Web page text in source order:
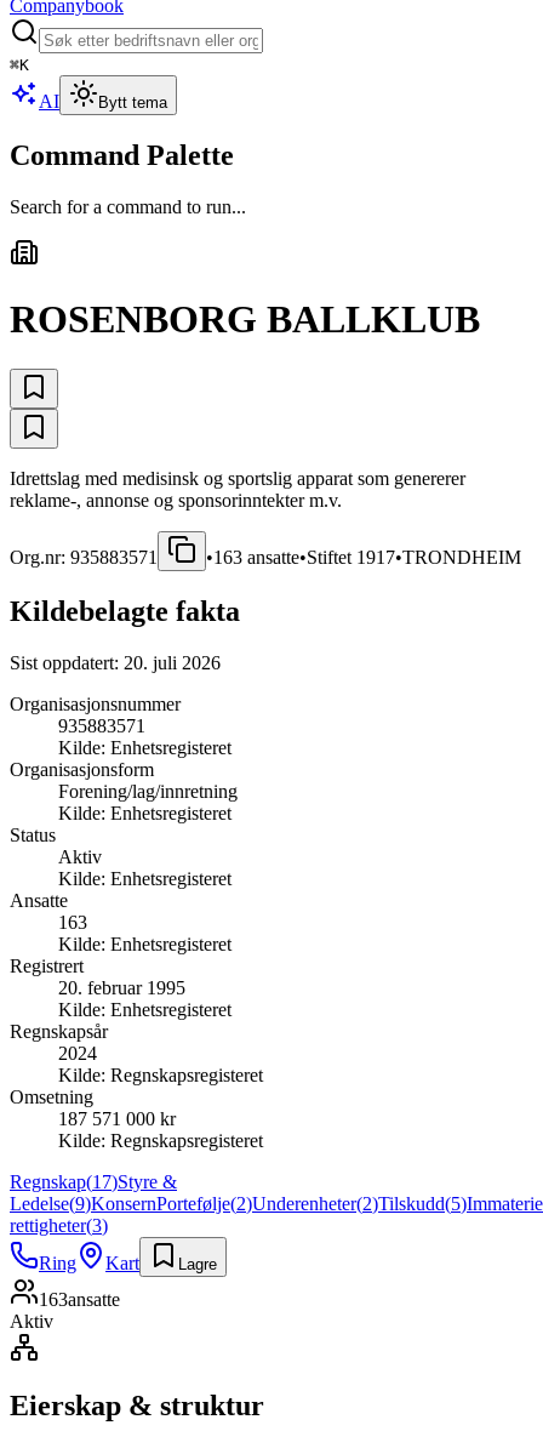
Companybook
⌘K
AI Bytt tema
Command Palette
Search for a command to run...
ROSENBORG BALLKLUB
Idrettslag med medisinsk og sportslig apparat som genererer
reklame-, annonse og sponsorinntekter m.v.
Org.nr: 935883571 •163 ansatte•Stiftet 1917•TRONDHEIM
Kildebelagte fakta
Sist oppdatert: 20. juli 2026
Organisasjonsnummer
935883571
Kilde: Enhetsregisteret
Organisasjonsform
Forening/lag/innretning
Kilde: Enhetsregisteret
Status
Aktiv
Kilde: Enhetsregisteret
Ansatte
163
Kilde: Enhetsregisteret
Registrert
20. februar 1995
Kilde: Enhetsregisteret
Regnskapsår
2024
Kilde: Regnskapsregisteret
Omsetning
187 571 000 kr
Kilde: Regnskapsregisteret
Regnskap(17)Styre &
Ledelse(9)KonsernPortefølje(2)Underenheter(2)Tilskudd(5)
rettigheter(3)
Ring
Kart Lagre
163ansatte
Aktiv
Eierskap & struktur